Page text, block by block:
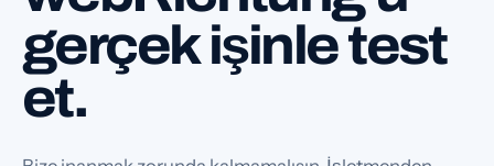
gerçek işinle test
et.